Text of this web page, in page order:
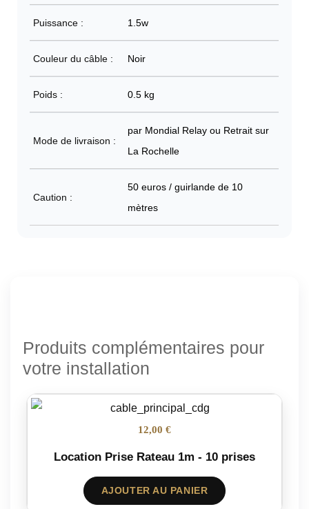
Puissance : 1.5w
Couleur du câble : Noir
Poids : 0.5 kg
Mode de livraison :
par Mondial Relay ou Retrait sur
La Rochelle
Caution :
50 euros / guirlande de 10
mètres
Produits complémentaires pour
votre installation
12,00 €
Location Prise Rateau 1m - 10 prises
AJOUTER AU PANIER